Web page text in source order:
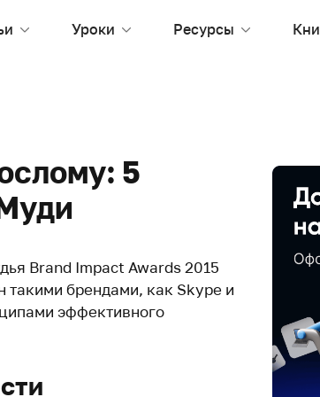
Уроки Ресурсы
5
Brand Impact Awards 2015
такими брендами, как Skype и
эффективного